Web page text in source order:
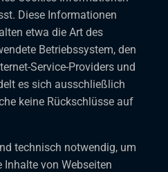
Diese Informationen
etwa die Art des
Betriebssystem, den
Service-Providers und
es sich ausschließlich
keine Rückschlüsse auf
technisch notwendig, um
von Webseiten